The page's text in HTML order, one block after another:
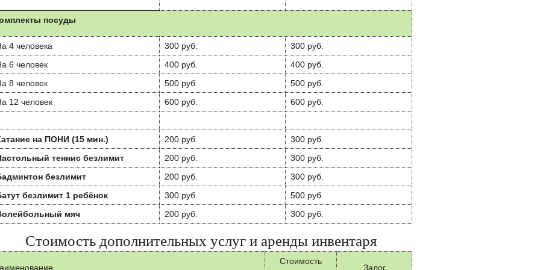
посуды
4 человека 300 руб.
300 руб.
6 человек
400 руб.
400 руб.
8 человек
500 руб.
500 руб.
12 человек
600 руб. 600 руб.
на ПОНИ (15 мин.) 200 руб.
300 руб.
теннис безлимит
200 руб.
300 руб.
безлимит
200 руб.
300 руб.
безлимит 1 ребёнок
300 руб.
500 руб.
мяч
200 руб. 300 руб.
Стоимость дополнительных услуг и аренды инвентаря
Стоимость
Залог